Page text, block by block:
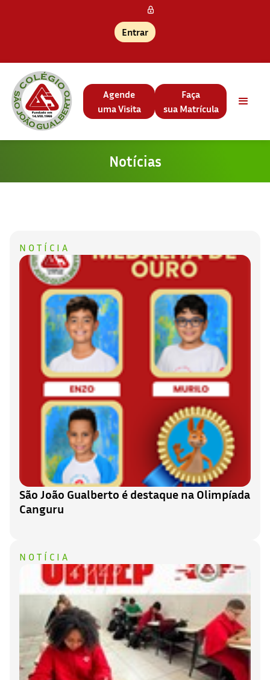
Entrar
Agende
uma Visita
Faça
sua Matrícula
Notícias
NOTÍCIA
São João Gualberto é destaque na Olimpíada
Canguru
NOTÍCIA